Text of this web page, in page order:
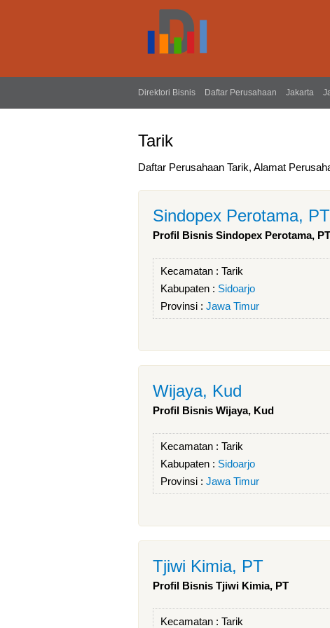
Direktori Bisnis Daftar Perusahaan Jakarta
Tarik
Daftar Perusahaan Tarik, Alamat
Sindopex Perotama, PT
Profil Bisnis Sindopex Perotama, PT
Kecamatan : Tarik
Kabupaten : Sidoarjo
Provinsi : Jawa Timur
Wijaya, Kud
Profil Bisnis Wijaya, Kud
Kecamatan : Tarik
Kabupaten : Sidoarjo
Provinsi : Jawa Timur
Tjiwi Kimia, PT
Profil Bisnis Tjiwi Kimia, PT
Kecamatan : Tarik